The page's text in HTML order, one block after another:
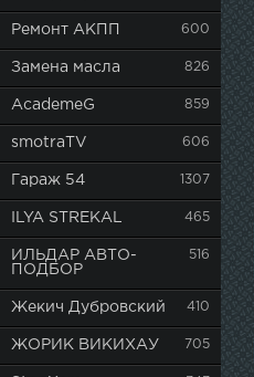
Ремонт АКПП 600
Замена масла 826
AcademeG 859
smotraTV 606
Гараж 54 1307
ILYA STREKAL 465
ИЛЬДАР АВТО-
ПОДБОР
516
Жекич Дубровский 410
ЖОРИК ВИКИХАУ 705